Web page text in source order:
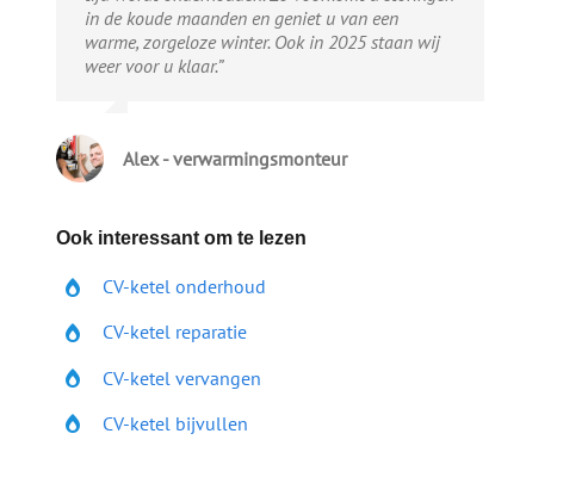
in de koude maanden en geniet u van een
warme, zorgeloze winter. Ook in 2025 staan wij
weer voor u klaar.”
Alex - verwarmingsmonteur
Ook interessant om te lezen
CV-ketel onderhoud
CV-ketel reparatie
CV-ketel vervangen
CV-ketel bijvullen